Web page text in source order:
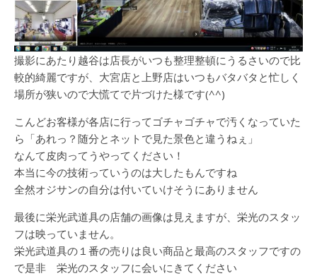
撮影にあたり越谷は店長がいつも整理整頓にうるさいので比
較的綺麗ですが、大宮店と上野店はいつもバタバタと忙しく
場所が狭いので大慌てで片づけた様です(^^)
こんどお客様が各店に行ってゴチャゴチャで汚くなっていた
ら「あれっ？随分とネットで見た景色と違うねぇ」
なんて皮肉ってうやってください！
本当に今の技術っていうのは大したもんですね
全然オジサンの自分は付いていけそうにありません
最後に栄光武道具の店舗の画像は見えますが、栄光のスタッ
フは映っていません。
栄光武道具の１番の売りは良い商品と最高のスタッフですの
で是非 栄光のスタッフに会いにきてください